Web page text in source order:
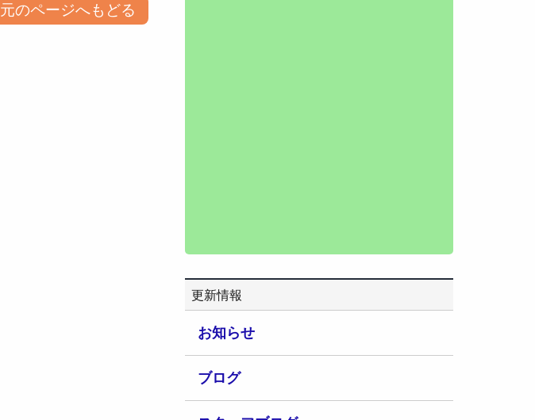
元のページへもどる
更新情報
お知らせ
ブログ